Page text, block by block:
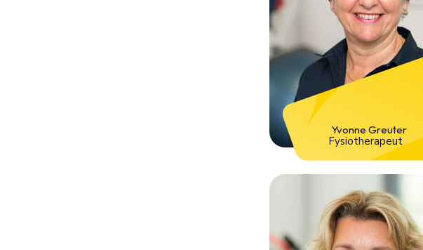
Yvonne Greuter
Fysiotherapeut